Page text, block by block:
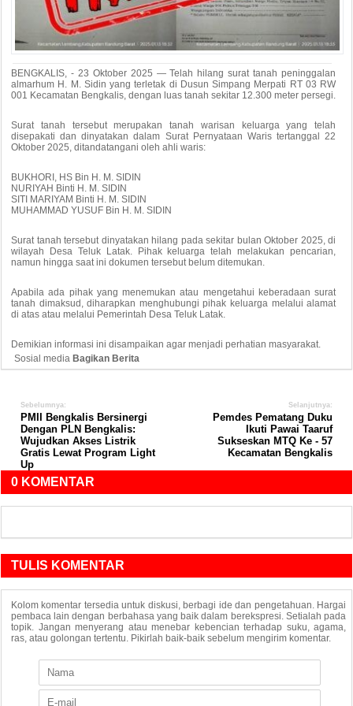
BENGKALIS, - 23 Oktober 2025 — Telah hilang surat tanah peninggalan
almarhum H. M. Sidin yang terletak di Dusun Simpang Merpati RT 03 RW
001 Kecamatan Bengkalis, dengan luas tanah sekitar 12.300 meter persegi.
Surat tanah tersebut merupakan tanah warisan keluarga yang telah
disepakati dan dinyatakan dalam Surat Pernyataan Waris tertanggal 22
Oktober 2025, ditandatangani oleh ahli waris:
BUKHORI, HS Bin H. M. SIDIN
NURIYAH Binti H. M. SIDIN
SITI MARIYAM Binti H. M. SIDIN
MUHAMMAD YUSUF Bin H. M. SIDIN
Surat tanah tersebut dinyatakan hilang pada sekitar bulan Oktober 2025, di
wilayah Desa Teluk Latak. Pihak keluarga telah melakukan pencarian,
namun hingga saat ini dokumen tersebut belum ditemukan.
Apabila ada pihak yang menemukan atau mengetahui keberadaan surat
tanah dimaksud, diharapkan menghubungi pihak keluarga melalui alamat
di atas atau melalui Pemerintah Desa Teluk Latak.
Demikian informasi ini disampaikan agar menjadi perhatian masyarakat.
Sosial media Bagikan Berita
Sebelumnya:
PMII Bengkalis Bersinergi
Dengan PLN Bengkalis:
Wujudkan Akses Listrik
Gratis Lewat Program Light
Up
Selanjutnya:
Pemdes Pematang Duku
Ikuti Pawai Taaruf
Sukseskan MTQ Ke - 57
Kecamatan Bengkalis
0 KOMENTAR
TULIS KOMENTAR
Kolom komentar tersedia untuk diskusi, berbagi ide dan pengetahuan. Hargai
pembaca lain dengan berbahasa yang baik dalam berekspresi. Setialah pada
topik. Jangan menyerang atau menebar kebencian terhadap suku, agama,
ras, atau golongan tertentu. Pikirlah baik-baik sebelum mengirim komentar.